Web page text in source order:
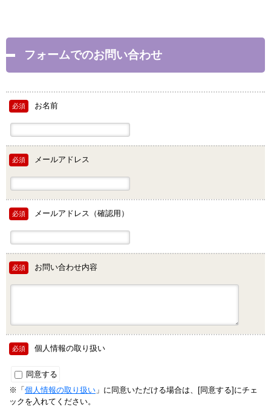
フォームでのお問い合わせ
必須 お名前
必須 メールアドレス
必須 メールアドレス（確認用）
必須 お問い合わせ内容
必須 個人情報の取り扱い
同意する
※「 個人情報の取り扱い 」に同意いただける場合は、[同意する]にチェ
ックを入れてください。